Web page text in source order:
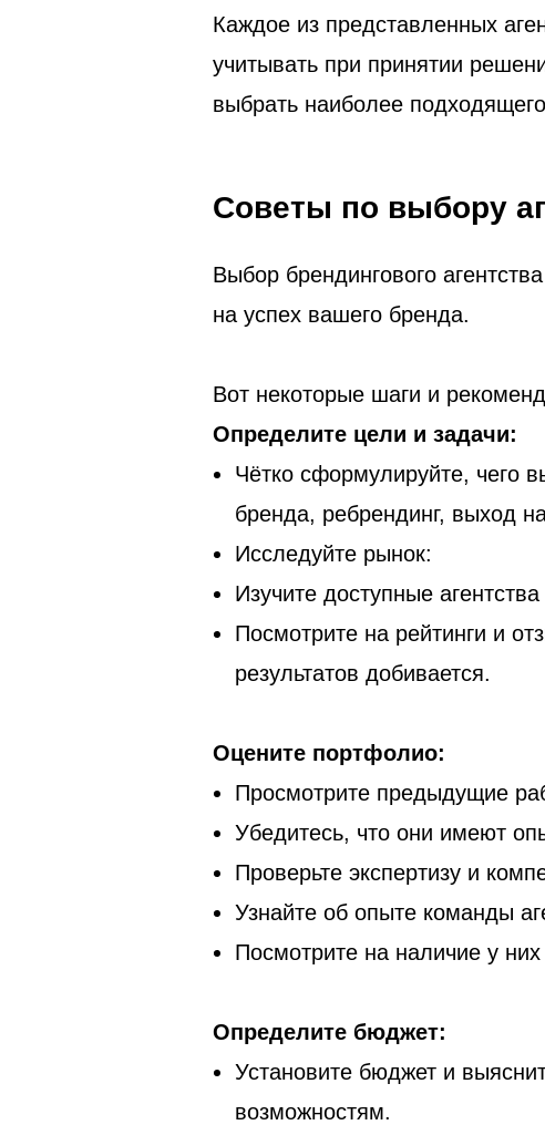
Каждое из представленных
учитывать при принятии
выбрать наиболее
Советы по выбору
Выбор брендингового
на успех вашего бренда.
Вот некоторые шаги и
Определите цели и задачи:
Чётко сформулируйте, чего
бренда, ребрендинг, выход
Исследуйте рынок:
Изучите доступные
Посмотрите на рейтинги и
результатов добивается.
Оцените портфолио:
Просмотрите предыдущие
Убедитесь, что они имеют
Проверьте экспертизу и
Узнайте об опыте команды
Посмотрите на наличие у
Определите бюджет:
Установите бюджет и
возможностям.